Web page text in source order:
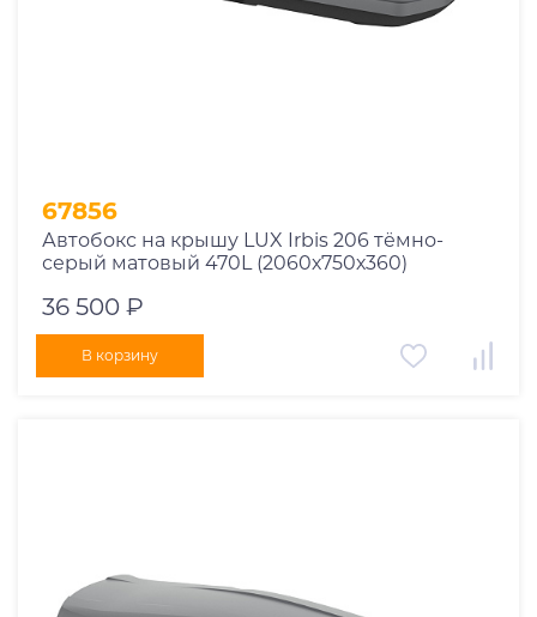
67856
Автобокс на крышу LUX Irbis 206 тёмно-
серый матовый 470L (2060х750х360)
36 500 ₽
В корзину